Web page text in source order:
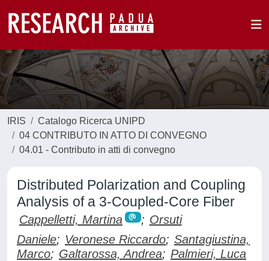
IRIS
Catalogo Ricerca UNIPD
04 CONTRIBUTO IN ATTO DI CONVEGNO
04.01 - Contributo in atti di convegno
Distributed Polarization and Coupling
Analysis of a 3-Coupled-Core Fiber
Cappelletti, Martina ; Orsuti
Daniele; Veronese Riccardo; Santagiustina,
Marco; Galtarossa, Andrea; Palmieri, Luca